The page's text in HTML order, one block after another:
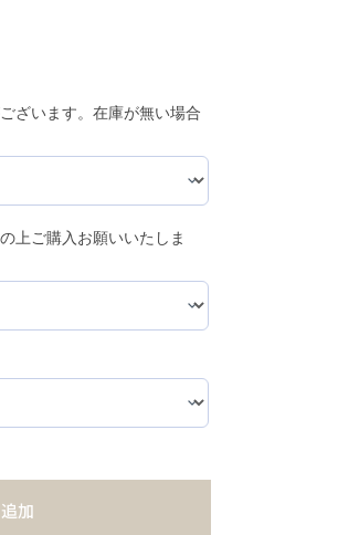
ざいます。在庫が無い場合
上ご購入お願いいたしま
加